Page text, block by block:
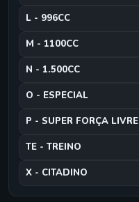
L - 996CC
M - 1100CC
N - 1.500CC
O - ESPECIAL
P - SUPER FORÇA LIVRE
TE - TREINO
X - CITADINO